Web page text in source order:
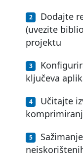
Dodajte
(uvezite
projektu
ključeva
Učitajte